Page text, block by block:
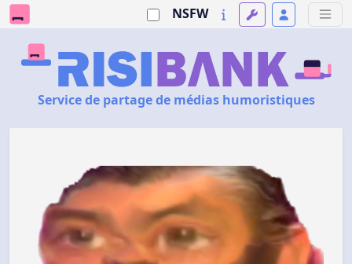
NSFW
Service de partage de médias humoristiques